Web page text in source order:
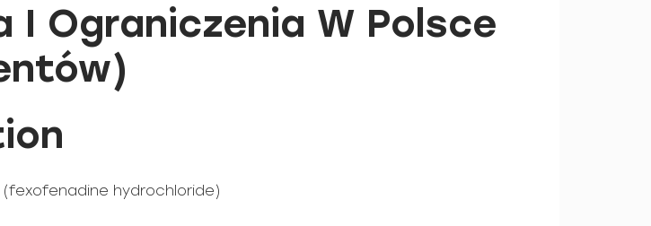
Ograniczenia W Polsce
(fexofenadine hydrochloride)